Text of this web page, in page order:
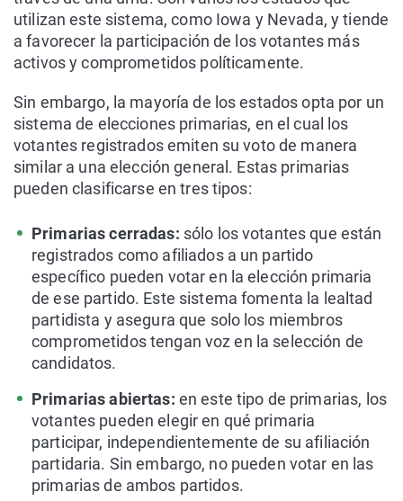
utilizan este sistema, como Iowa y Nevada, y tiende
a favorecer la participación de los votantes más
activos y comprometidos políticamente.
Sin embargo, la mayoría de los estados opta por un
sistema de elecciones primarias, en el cual los
votantes registrados emiten su voto de manera
similar a una elección general. Estas primarias
pueden clasificarse en tres tipos:
Primarias cerradas: sólo los votantes que están
registrados como afiliados a un partido
específico pueden votar en la elección primaria
de ese partido. Este sistema fomenta la lealtad
partidista y asegura que solo los miembros
comprometidos tengan voz en la selección de
candidatos.
Primarias abiertas: en este tipo de primarias, los
votantes pueden elegir en qué primaria
participar, independientemente de su afiliación
partidaria. Sin embargo, no pueden votar en las
primarias de ambos partidos.